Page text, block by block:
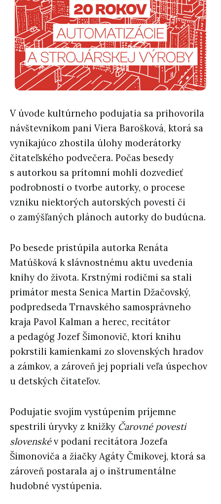
V úvode kultúrneho podujatia sa prihovorila
návštevníkom pani Viera Barošková, ktorá sa
vynikajúco zhostila úlohy moderátorky
čitateľského podvečera. Počas besedy
s autorkou sa prítomní mohli dozvedieť
podrobnosti o tvorbe autorky, o procese
vzniku niektorých autorských povestí či
o zamýšľaných plánoch autorky do budúcna.
Po besede pristúpila autorka Renáta
Matúšková k slávnostnému aktu uvedenia
knihy do života. Krstnými rodičmi sa stali
primátor mesta Senica Martin Džačovský,
podpredseda Trnavského samosprávneho
kraja Pavol Kalman a herec, recitátor
a pedagóg Jozef Šimonovič, ktorí knihu
pokrstili kamienkami zo slovenských hradov
a zámkov, a zároveň jej popriali veľa úspechov
u detských čitateľov.
Podujatie svojím vystúpením príjemne
spestrili úryvky z knižky Čarovné povesti
slovenskév podaní recitátora Jozefa
Šimonoviča a žiačky Agáty Čmikovej, ktorá sa
zároveň postarala aj o inštrumentálne
hudobné vystúpenia.